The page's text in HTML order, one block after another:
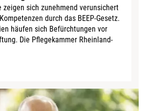
zeigen sich zunehmend verunsichert
durch das BEEP-Gesetz.
häufen sich Befürchtungen vor
Die Pflegekammer Rheinland-